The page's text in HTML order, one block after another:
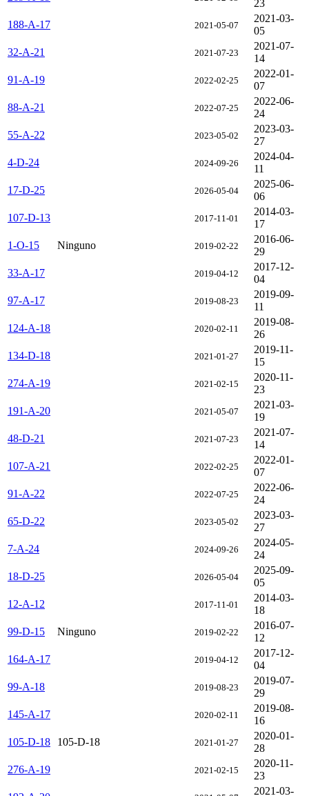
23
188-A-17
2021-05-07
2021-03-
05
32-A-21
2021-07-23
2021-07-
14
91-A-19
2022-02-25
2022-01-
07
88-A-21
2022-07-25
2022-06-
24
55-A-22
2023-05-02
2023-03-
27
4-D-24
2024-09-26
2024-04-
11
17-D-25
2026-05-04
2025-06-
06
107-D-13
2017-11-01
2014-03-
17
1-O-15
Ninguno 2019-02-22
2016-06-
29
33-A-17
2019-04-12
2017-12-
04
97-A-17
2019-08-23
2019-09-
11
124-A-18
2020-02-11
2019-08-
26
134-D-18
2021-01-27
2019-11-
15
274-A-19
2021-02-15
2020-11-
23
191-A-20
2021-05-07
2021-03-
19
48-D-21
2021-07-23
2021-07-
14
107-A-21
2022-02-25
2022-01-
07
91-A-22
2022-07-25
2022-06-
24
65-D-22
2023-05-02
2023-03-
27
7-A-24
2024-09-26
2024-05-
24
18-D-25
2026-05-04
2025-09-
05
12-A-12
2017-11-01
2014-03-
18
99-D-15
Ninguno 2019-02-22
2016-07-
12
164-A-17
2019-04-12
2017-12-
04
99-A-18
2019-08-23
2019-07-
29
145-A-17
2020-02-11
2019-08-
16
105-D-18
105-D-18 2021-01-27
2020-01-
28
276-A-19
2021-02-15
2020-11-
23
2021-03-